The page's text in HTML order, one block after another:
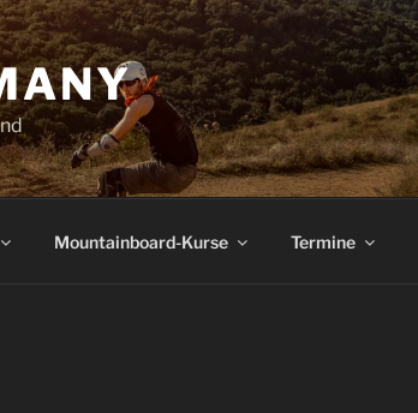
Mountainboard-Kurse Termine